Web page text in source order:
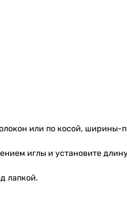
или по косой, ширины-
иглы и установите
лапкой.